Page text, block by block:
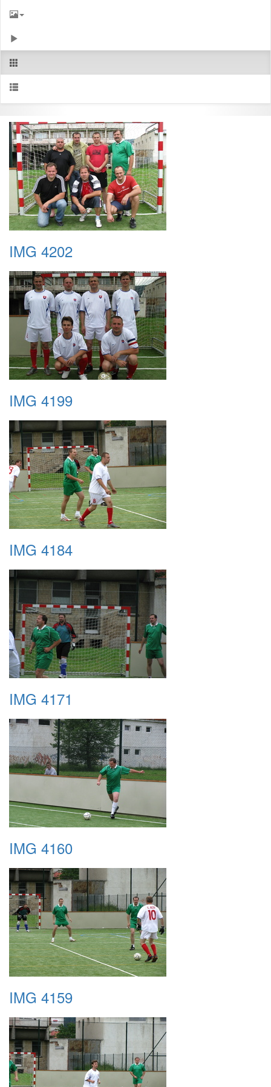
IMG 4202
IMG 4199
IMG 4184
IMG 4171
IMG 4160
IMG 4159